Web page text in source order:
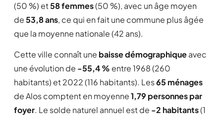
(50 %) et58 femmes(50 %), avec un âge moyen
de53,8 ans, ce qui en fait une commune plus âgée
que la moyenne nationale (42 ans).
Cette ville connaît une baisse démographiqueavec
une évolution de -55,4 % entre 1968 (260
habitants) et 2022 (116 habitants). Les65 ménages
de Alos comptent en moyenne1,79 personnes par
foyer. Le solde naturel annuel est de -2 habitants(1